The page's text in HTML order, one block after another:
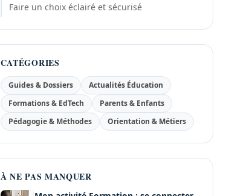
Faire un choix éclairé et sécurisé
CATÉGORIES
Guides & Dossiers
Actualités Éducation
Formations & EdTech
Parents & Enfants
Pédagogie & Méthodes
Orientation & Métiers
À NE PAS MANQUER